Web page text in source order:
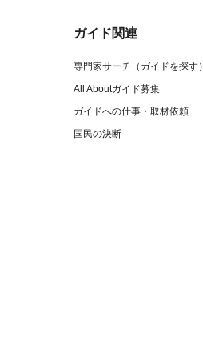
ガイド関連
専門家サーチ（ガイドを探す）
All Aboutガイド募集
ガイドへの仕事・取材依頼
国民の決断